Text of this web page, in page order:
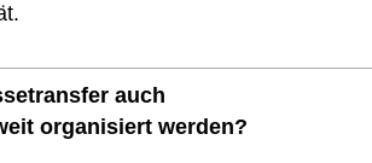
auch
organisiert werden?